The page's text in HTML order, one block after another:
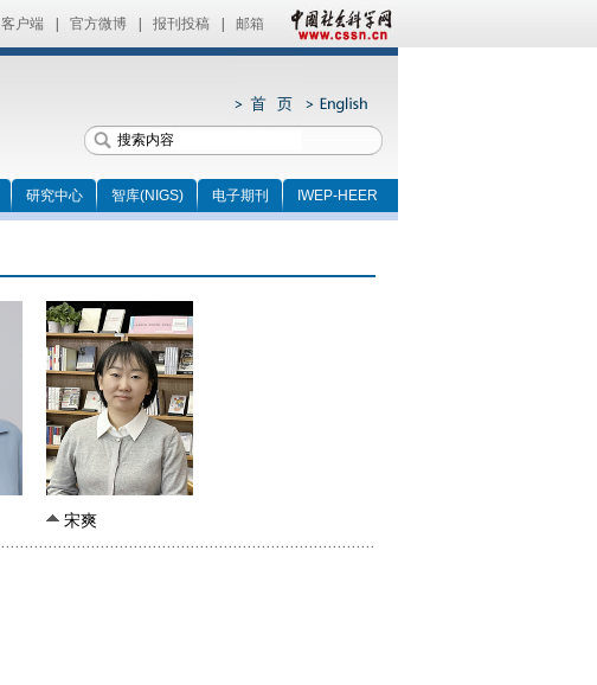
客户端 官方微博 报刊投稿 邮箱
研究中心 智库(NIGS) 电子期刊 IWEP-HEER
宋爽